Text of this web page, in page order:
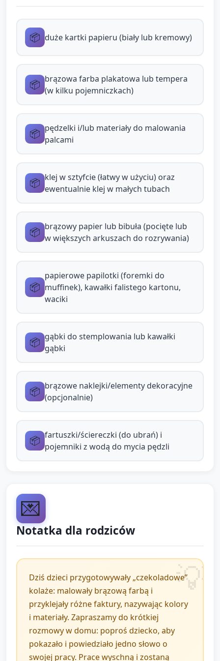
Etap B — Kolaż czekoladowy (8–10 min):
brązowego papieru/tkaniny (można
przygotować większe kawałki dla
prostokąty (tabliczka), kółka (cukierki).
Opiekun pokazuje jak naklejać i nazywa
Dodawanie faktury: przyklejanie papilotek
(foremek), kawałków kartonu, wacików;
Możliwość stemplowania/szwęgania gąbką z
farbą, by uzyskać wzorki (opiekun
Komunikacja i zachęta do mówienia (przez
cały czas pracy):
przyklejasz?” „Jak nazywa się ten kolor?”
Zachęca do jedno- lub dwuwyrazowych
"brązowy" → opiekun: "Tak, brązowy jak
czekolada!").
czekoladzie (15–20 s) śpiewana raz w trakcie
pracy, by wprowadzić rytm i element kultury.
papieru. Czas pracy elastyczny, by każde
3. Zakończenie i
podsumowanie (około 5
minut)
Prezentacja prac: każde dziecko pokazuje swoje
dzieło i mówi (lub opiekun pomaga wypowiedzieć)
jedno słowo o pracy (np. "kostka", "brązowa").
Krótka rozmowa grupowa: opiekun podsumowuje:
„Zobaczmy — dotykaliśmy, malowaliśmy,
📦 duże kartki papieru (biały lub kremowy)
📦 brązowa farba plakatowa lub tempera
(w kilku pojemniczkach)
📦 pędzelki i/lub materiały do malowania
palcami
📦 klej w sztyfcie (łatwy w użyciu) oraz
ewentualnie klej w małych tubach
📦 brązowy papier lub bibuła (pocięte lub
w większych arkuszach do rozrywania)
📦
papierowe papilotki (foremki do
muffinek), kawałki falistego kartonu,
waciki
📦 gąbki do stemplowania lub kawałki
gąbki
📦 brązowe naklejki/elementy dekoracyjne
(opcjonalnie)
📦 fartuszki/ściereczki (do ubrań) i
pojemniki z wodą do mycia pędzli
💌
Notatka dla rodziców
Dziś dzieci przygotowywały „czekoladowe”
kolaże: malowały brązową farbą i
przyklejały różne faktury, nazywając kolory
i materiały. Zapraszamy do krótkiej
rozmowy w domu: poproś dziecko, aby
pokazało i powiedziało jedno słowo o
swojej pracy. Prace wyschną i zostaną